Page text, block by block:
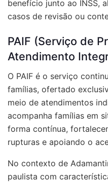
benefício junto ao INSS,
casos de revisão ou
PAIF (Serviço de
Atendimento
O PAIF é o serviço
famílias, ofertado
meio de atendimentos
acompanha famílias em
forma contínua,
rupturas e apoiando o
No contexto de
paulista com